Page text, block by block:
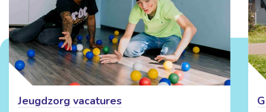
Jeugdzorg vacatures